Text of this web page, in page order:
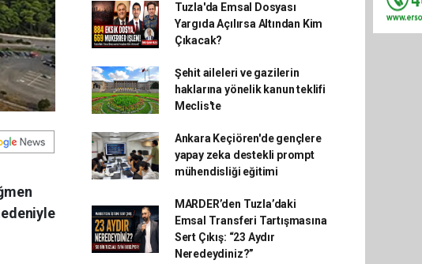
Tuzla'da Emsal Dosyası
Yargıda Açılırsa Altından Kim
Çıkacak?
Şehit aileleri ve gazilerin
haklarına yönelik kanun teklifi
Meclis'te
Ankara Keçiören'de gençlere
yapay zeka destekli prompt
mühendisliği eğitimi
MARDER’den Tuzla’daki
Emsal Transferi Tartışmasına
Sert Çıkış: “23 Aydır
Neredeydiniz?”